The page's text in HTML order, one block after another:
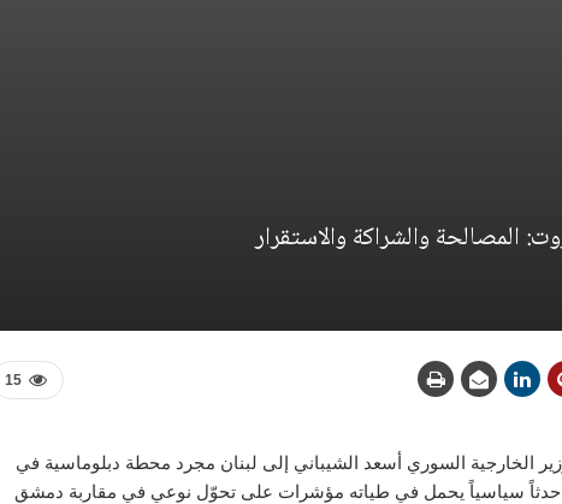
المصالحة والشراكة والاستقرار
15
الخارجية السوري أسعد الشيباني إلى لبنان مجرد محطة دبلوماسية في
حدثاً سياسياً يحمل في طياته مؤشرات على تحوّل نوعي في مقاربة دمشق